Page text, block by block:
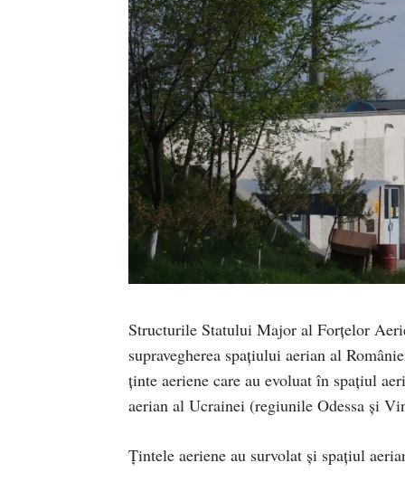
Structurile Statului Major al Forţelor
supravegherea spațiului aerian al
ţinte aeriene care au evoluat în spaţiul
aerian al Ucrainei (regiunile Odessa şi
Țintele aeriene au survolat și spaţiul